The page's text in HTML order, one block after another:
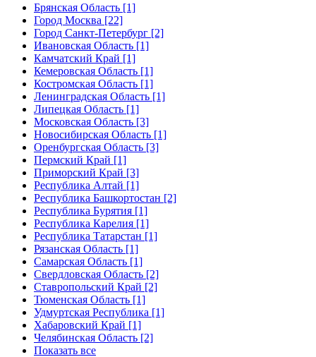
Брянская Область [1]
Город Москва [22]
Город Санкт-Петербург [2]
Ивановская Область [1]
Камчатский Край [1]
Кемеровская Область [1]
Костромская Область [1]
Ленинградская Область [1]
Липецкая Область [1]
Московская Область [3]
Новосибирская Область [1]
Оренбургская Область [3]
Пермский Край [1]
Приморский Край [3]
Республика Алтай [1]
Республика Башкортостан [2]
Республика Бурятия [1]
Республика Карелия [1]
Республика Татарстан [1]
Рязанская Область [1]
Самарская Область [1]
Свердловская Область [2]
Ставропольский Край [2]
Тюменская Область [1]
Удмуртская Республика [1]
Хабаровский Край [1]
Челябинская Область [2]
Показать все